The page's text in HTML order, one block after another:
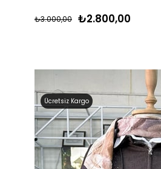
₺2.800,00
₺3.000,00
Ücretsiz Kargo